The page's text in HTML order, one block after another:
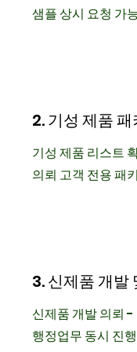
샘플 상시 요청 가
2. 기성 제품
기성 제품 리스트
의뢰 고객 전용 패
3. 신제품 개발
신제품 개발 의뢰
행정업무 동시 진